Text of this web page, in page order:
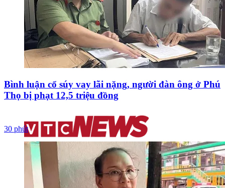
Bình luận cổ súy vay lãi nặng, người đàn ông ở Phú
Thọ bị phạt 12,5 triệu đồng
30 phút